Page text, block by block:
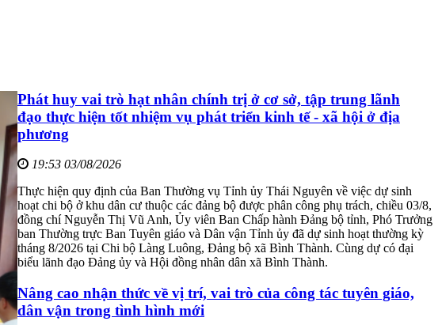
Phát huy vai trò hạt nhân chính trị ở cơ sở, tập trung lãnh
đạo thực hiện tốt nhiệm vụ phát triển kinh tế - xã hội ở địa
phương
19:53 03/08/2026
Thực hiện quy định của Ban Thường vụ Tỉnh ủy Thái Nguyên về việc dự sinh
hoạt chi bộ ở khu dân cư thuộc các đảng bộ được phân công phụ trách, chiều 03/8,
đồng chí Nguyễn Thị Vũ Anh, Ủy viên Ban Chấp hành Đảng bộ tỉnh, Phó Trưởng
ban Thường trực Ban Tuyên giáo và Dân vận Tỉnh ủy đã dự sinh hoạt thường kỳ
tháng 8/2026 tại Chi bộ Làng Luông, Đảng bộ xã Bình Thành. Cùng dự có đại
biểu lãnh đạo Đảng ủy và Hội đồng nhân dân xã Bình Thành.
Nâng cao nhận thức về vị trí, vai trò của công tác tuyên giáo,
dân vận trong tình hình mới